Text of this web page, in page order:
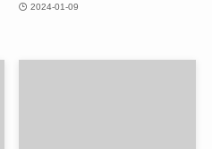
2024-01-09